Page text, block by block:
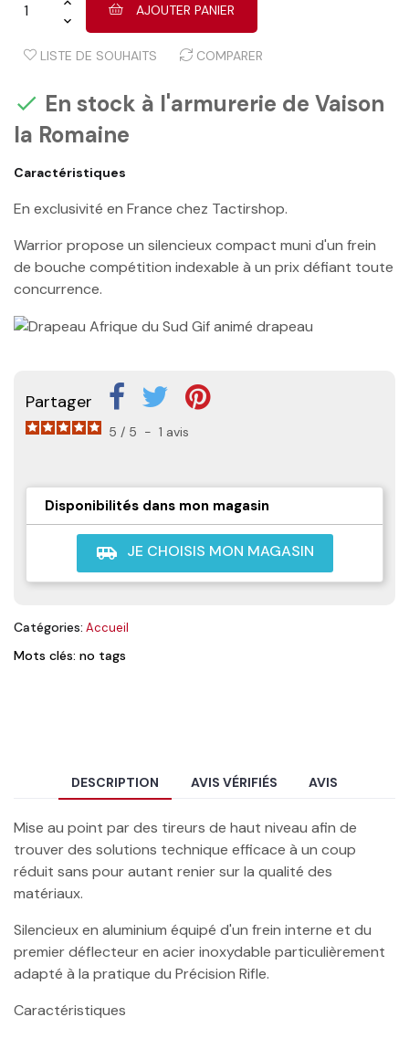
AJOUTER PANIER
LISTE DE SOUHAITS COMPARER
 En stock à l'armurerie de Vaison
la Romaine
Caractéristiques
En exclusivité en France chez Tactirshop.
Warrior propose un silencieux compact muni d'un frein
de bouche compétition indexable à un prix défiant toute
concurrence.
Partager
5 / 5 - 1 avis
Disponibilités dans mon magasin
airport_shuttle JE CHOISIS MON MAGASIN
Catégories: Accueil
Mots clés: no tags
DESCRIPTION AVIS VÉRIFIÉS AVIS
Mise au point par des tireurs de haut niveau afin de
trouver des solutions technique efficace à un coup
réduit sans pour autant renier sur la qualité des
matériaux.
Silencieux en aluminium équipé d'un frein interne et du
premier déflecteur en acier inoxydable particulièrement
adapté à la pratique du Précision Rifle.
Caractéristiques